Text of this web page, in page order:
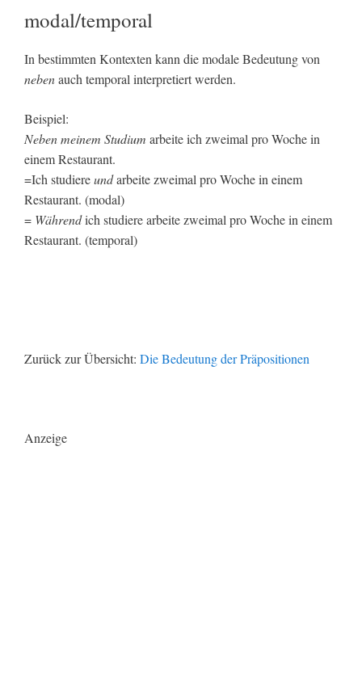
modal/temporal
In bestimmten Kontexten kann die modale Bedeutung von
nebenauch temporal interpretiert werden.
Beispiel:
Neben meinem Studium arbeite ich zweimal pro Woche in
einem Restaurant.
=Ich studiereundarbeite zweimal pro Woche in einem
Restaurant. (modal)
= Währendich studiere arbeite zweimal pro Woche in einem
Restaurant. (temporal)
Zurück zur Übersicht: Die Bedeutung der Präpositionen
Anzeige